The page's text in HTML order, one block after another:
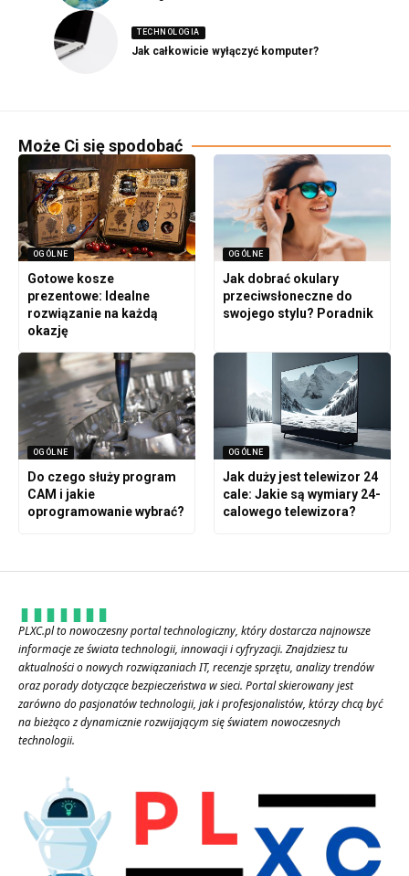
TECHNOLOGIA
Jak całkowicie wyłączyć komputer?
Może Ci się spodobać
OGÓLNE
Gotowe kosze
prezentowe: Idealne
rozwiązanie na każdą
okazję
OGÓLNE
Jak dobrać okulary
przeciwsłoneczne do
swojego stylu? Poradnik
OGÓLNE
Do czego służy program
CAM i jakie
oprogramowanie wybrać?
OGÓLNE
Jak duży jest telewizor 24
cale: Jakie są wymiary 24-
calowego telewizora?
PLXC.pl to nowoczesny portal technologiczny, który dostarcza najnowsze
informacje ze świata technologii, innowacji i cyfryzacji. Znajdziesz tu
aktualności o nowych rozwiązaniach IT, recenzje sprzętu, analizy trendów
oraz porady dotyczące bezpieczeństwa w sieci. Portal skierowany jest
zarówno do pasjonatów technologii, jak i profesjonalistów, którzy chcą być
na bieżąco z dynamicznie rozwijającym się światem nowoczesnych
technologii.